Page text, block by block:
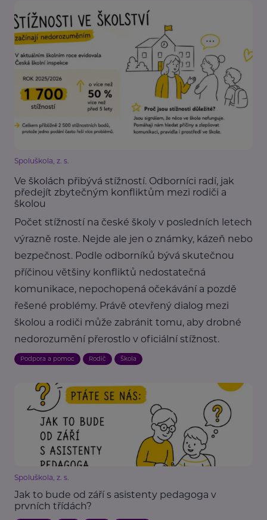
Spoluškola, z. s.
Ve školách přibývá stížností. Odborníci radí, jak
předejít zbytečným konfliktům mezi rodiči a
školou
Počet stížností na české školy v posledních letech
výrazně roste. Nejde ale jen o známky, kázeň nebo
bezpečnost. Podle odborníků bývá skutečnou
příčinou většiny konfliktů nedostatečná
komunikace, nepochopená očekávání a pozdě
řešené problémy. Právě otevřený dialog mezi
školou a rodiči může zabránit tomu, aby drobné
nedorozumění přerostlo v oficiální stížnost.
Podpora a pomoc Rodič Škola
Spoluškola, z. s.
Jak to bude od září s asistenty pedagoga v
prvních třídách?